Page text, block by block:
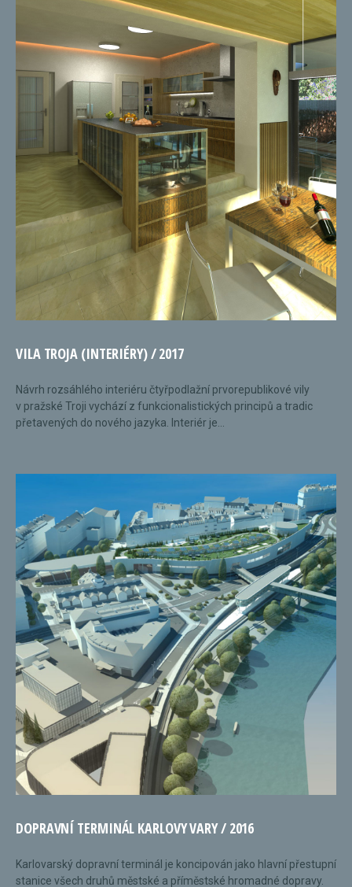
VILA TROJA (INTERIÉRY) / 2017
Návrh rozsáhlého interiéru čtyřpodlažní prvorepublikové vily
v pražské Troji vychází z funkcionalistických principů a tradic
přetavených do nového jazyka. Interiér je...
DOPRAVNÍ TERMINÁL KARLOVY VARY / 2016
Karlovarský dopravní terminál je koncipován jako hlavní přestupní
stanice všech druhů městské a příměstské hromadné dopravy.